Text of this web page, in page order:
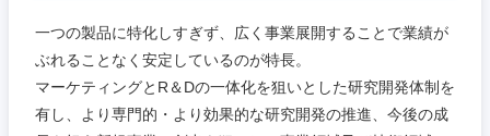
一つの製品に特化しすぎず、広く事業展開することで業績が
ぶれることなく安定しているのが特長。
マーケティングとR＆Dの一体化を狙いとした研究開発体制を
有し、より専門的・より効果的な研究開発の推進、今後の成